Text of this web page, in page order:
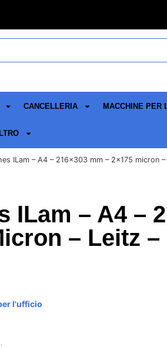
CANCELLERIA MACCHINE PER
ILam – A4 – 216×303 mm – 2×175 micron
ILam – A4 –
– Leitz
l'ufficio